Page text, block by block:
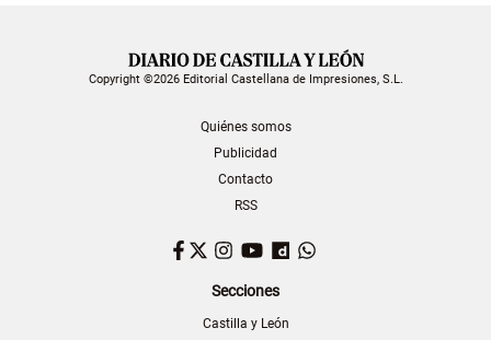
Copyright ©2026 Editorial Castellana de Impresiones, S.L.
Quiénes somos
Publicidad
Contacto
RSS
Facebook
TwitterInstagram
YouTubeDailymotion
Secciones
Castilla y León